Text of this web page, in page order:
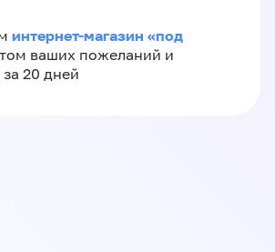
интернет-магазин «‎под
ваших пожеланий и
20 дней